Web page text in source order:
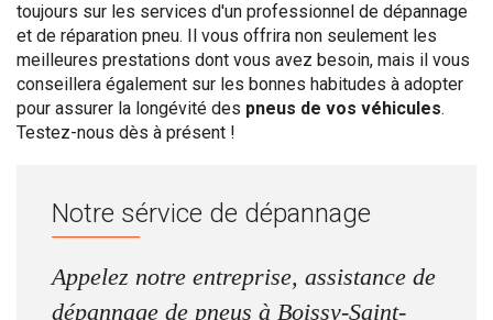
toujours sur les services d'un professionnel de dépannage
et de réparation pneu. Il vous offrira non seulement les
meilleures prestations dont vous avez besoin, mais il vous
conseillera également sur les bonnes habitudes à adopter
pour assurer la longévité des pneus de vos véhicules.
Testez-nous dès à présent !
Notre sérvice de dépannage
Appelez notre entreprise, assistance de
dépannage de pneus à Boissy-Saint-